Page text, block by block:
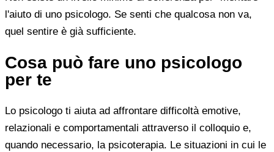
l'aiuto di uno psicologo. Se senti che qualcosa non va,
quel sentire è già sufficiente.
Cosa può fare uno psicologo
per te
Lo psicologo ti aiuta ad affrontare difficoltà emotive,
relazionali e comportamentali attraverso il colloquio e,
quando necessario, la psicoterapia. Le situazioni in cui le